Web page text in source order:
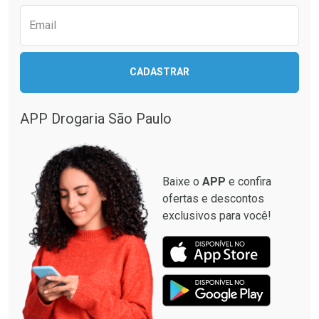
Email
CADASTRAR
APP Drogaria São Paulo
Baixe o APP e confira
ofertas e descontos
exclusivos para você!